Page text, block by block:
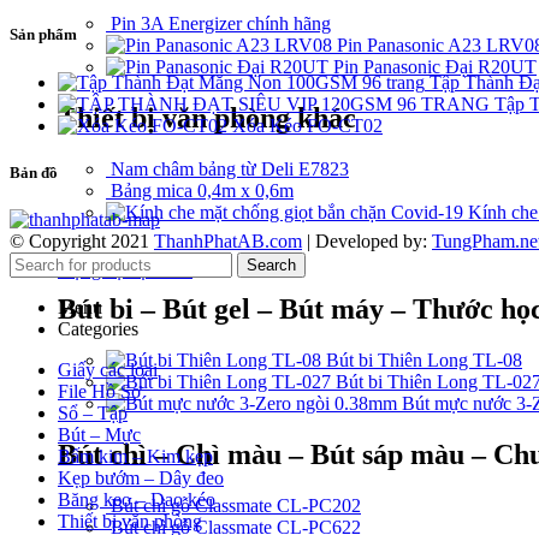
Pin 3A Energizer chính hãng
Pin Panasonic A23
Pin Panasonic Đại R20UT
Thiết bị văn phòng khác
Nam châm bảng từ Deli E7823
Bảng mica 0,4m x 0,6m
Kính
Dụng cụ học sinh
Bút bi – Bút gel – Bút máy – Thước
Bút bi Thiên Long TL-08
Bút bi Thiên Long TL-
Bút mực nước 3-
Bút chì – Chì màu – Bút sáp màu –
Bút chì gỗ Classmate CL-PC202
Bút chì gỗ Classmate CL-PC622
Sản phẩm
Tập Thành
Tập
Xóa Kéo FO-CT02
Bản đồ
© Copyright 2021 ThanhPhatAB.com | Developed by:
Search
Menu
Categories
Giấy các loại
File Hồ Sơ
Sổ – Tập
Bút – Mực
Bấm kim – Kim kẹp
Kẹp bướm – Dây đeo
Băng keo – Dao kéo
Thiết bị văn phòng